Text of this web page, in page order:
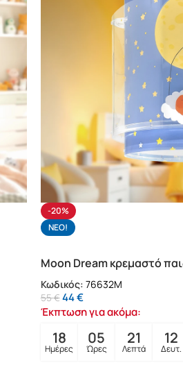
-20%
NΕΟ!
Moon Dream κρεμαστό
Κωδικός: 76632M
55€44€
Έκπτωση για ακόμα:
18
Ημέρες
05
Ώρες
21
Λεπτά
10
Δευτ.